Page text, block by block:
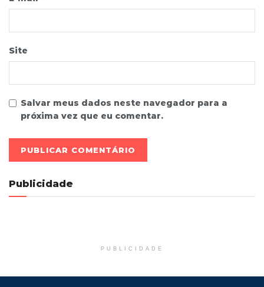
Site
Salvar meus dados neste navegador para a
próxima vez que eu comentar.
Publicidade
PUBLICIDADE